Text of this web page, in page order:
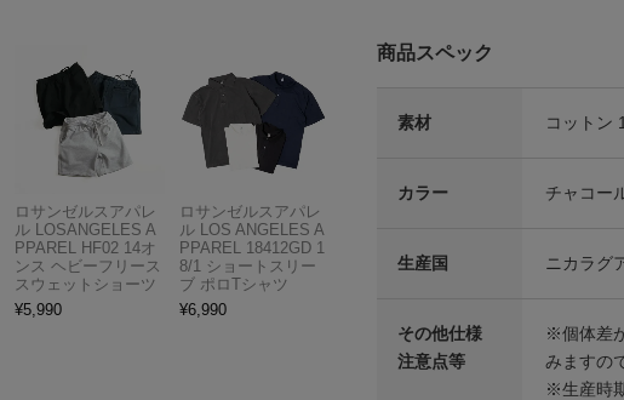
商品スペック
素材 コットン
カラー チャコー
生産国 ニカラグ
その他仕様
注意点等
※個体差
みますの
※生産時
ロサンゼルスアパレ
ル LOSANGELES A
PPAREL HF02 14オ
ンス ヘビーフリース
スウェットショーツ
¥5,990
ロサンゼルスアパレ
ル LOS ANGELES A
PPAREL 18412GD 1
8/1 ショートスリー
ブ ポロTシャツ
¥6,990